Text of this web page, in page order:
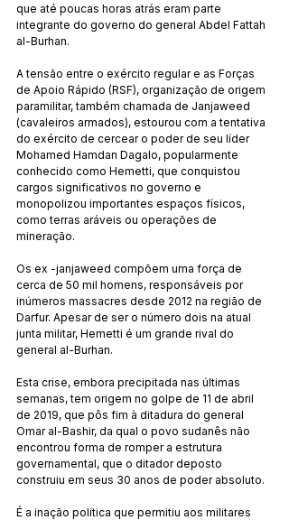
que até poucas horas atrás eram parte
integrante do governo do general Abdel Fattah
al-Burhan.
A tensão entre o exército regular e as Forças
de Apoio Rápido (RSF), organização de origem
paramilitar, também chamada de Janjaweed
(cavaleiros armados), estourou com a tentativa
do exército de cercear o poder de seu líder
Mohamed Hamdan Dagalo, popularmente
conhecido como Hemetti, que conquistou
cargos significativos no governo e
monopolizou importantes espaços físicos,
como terras aráveis ​​ou operações de
mineração.
Os ex -janjaweed compõem uma força de
cerca de 50 mil homens, responsáveis ​​por
inúmeros massacres desde 2012 na região de
Darfur. Apesar de ser o número dois na atual
junta militar, Hemetti é um grande rival do
general al-Burhan.
Esta crise, embora precipitada nas últimas
semanas, tem origem no golpe de 11 de abril
de 2019, que pôs fim à ditadura do general
Omar al-Bashir, da qual o povo sudanês não
encontrou forma de romper a estrutura
governamental, que o ditador deposto
construiu em seus 30 anos de poder absoluto.
É a inação política que permitiu aos militares